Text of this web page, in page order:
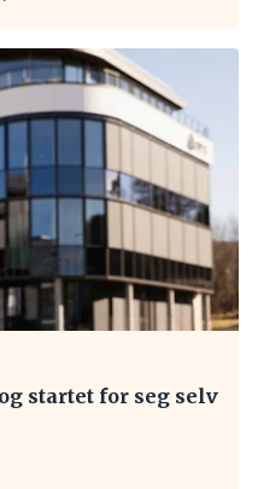
startet for seg selv